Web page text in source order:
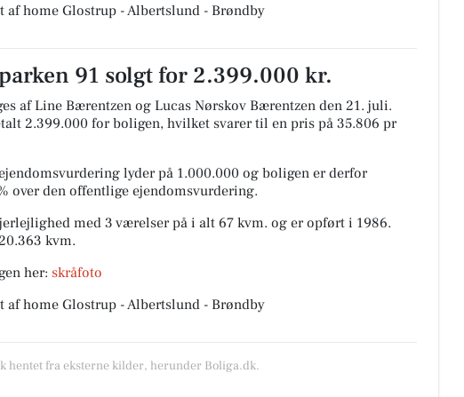
af home Glostrup - Albertslund - Brøndby
91 solgt for 2.399.000 kr.
af Line Bærentzen og Lucas Nørskov Bærentzen den 21. juli.
2.399.000 for boligen, hvilket svarer til en pris på 35.806 pr
lyder på 1.000.000 og boligen er derfor
over den offentlige ejendomsvurdering.
med 3 værelser på i alt 67 kvm. og er opført i 1986.
kvm.
her: skråfoto
af home Glostrup - Albertslund - Brøndby
hentet fra eksterne kilder, herunder Boliga.dk.